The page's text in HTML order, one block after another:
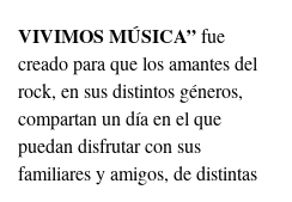
creado para que los amantes del
rock, en sus distintos géneros,
compartan un día en el que
puedan disfrutar con sus
familiares y amigos, de distintas